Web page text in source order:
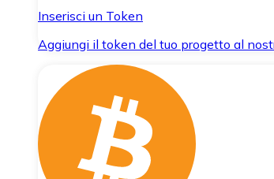
Inserisci un Token
Aggiungi il token del tuo progetto al